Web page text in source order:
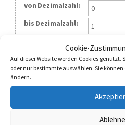
Cookie-
Auf dieser Website werden Cookies genutzt.
oder nur bestimmte auswählen. Sie
ändern.
von Dezimalzahl:
bis Dezimalzahl:
Generieren
Zufallszahl:
Zufallsgenerator für Wörter